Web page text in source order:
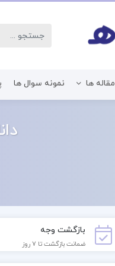
مقاله ها نمونه سوال ها
بازگشت وجه
ضمانت بازگشت تا 7 روز